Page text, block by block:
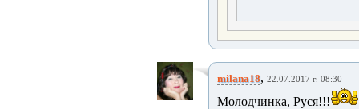
milana18, 22.07.2017 г. 08:30
Молодчинка, Руся!!!